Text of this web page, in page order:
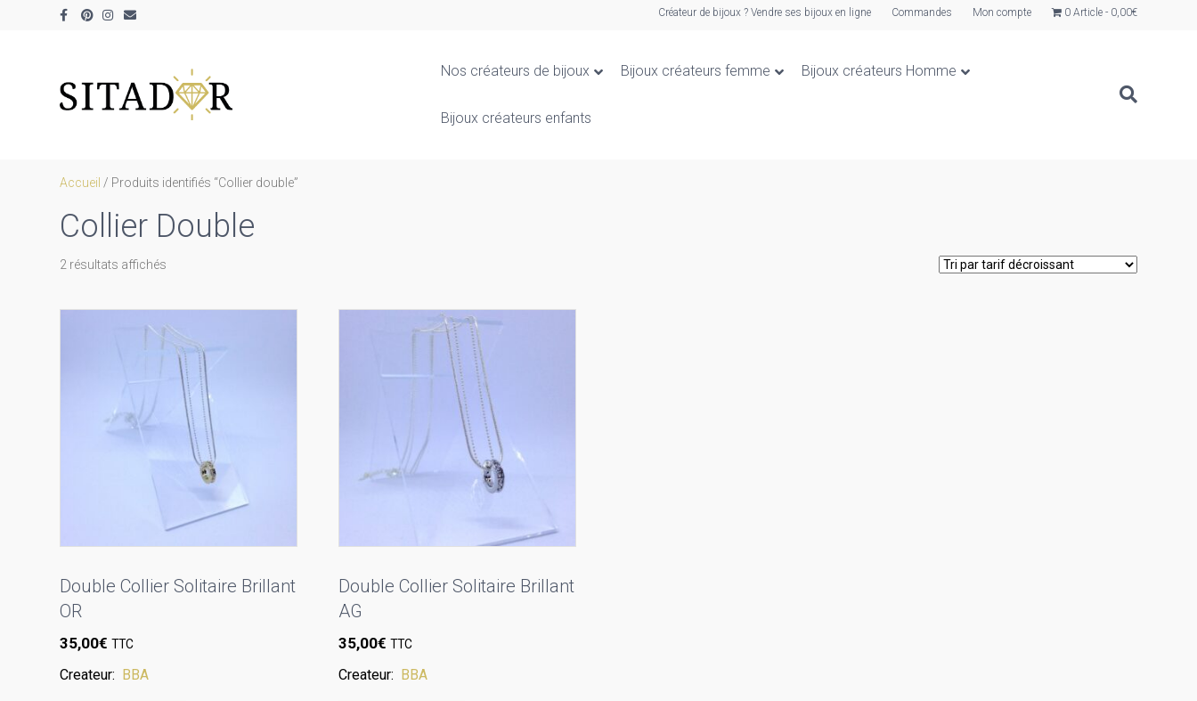
Facebook
PinterestInstagram
Email Créateur de bijoux ? Vendre ses bijoux en ligne Commandes Mon compte 0 Article 0,00€
Nos créateurs de bijoux Bijoux créateurs femme Bijoux créateurs Homme
Bijoux créateurs enfants
Accueil / Produits identifiés “Collier double”
Collier Double
2 résultats affichés
Double Collier Solitaire Brillant
OR
35,00€ TTC
Createur: BBA
Double Collier Solitaire Brillant
AG
35,00€ TTC
Createur: BBA